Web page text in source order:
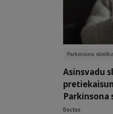
Parkinsona
Asinsvadu
Parkinsona
Doctus